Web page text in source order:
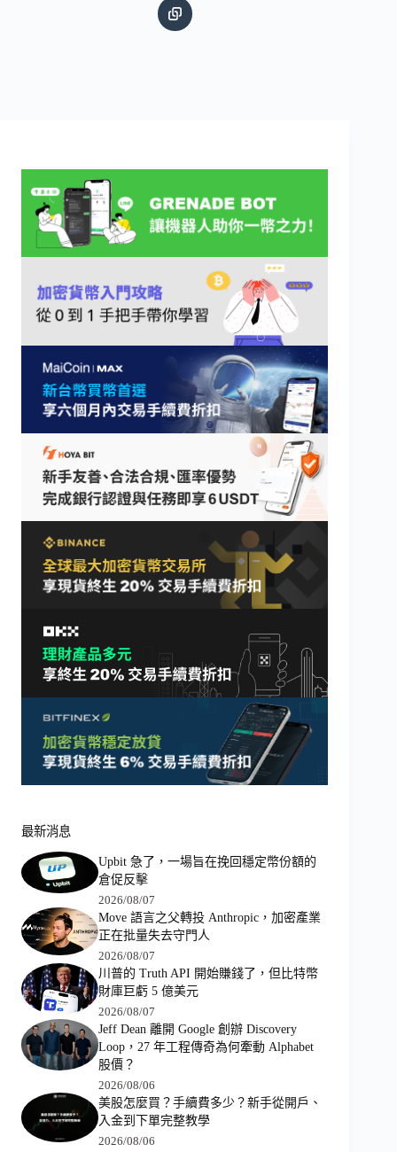
最新消息
Upbit 急了，一場旨在挽回穩定幣份額的
倉促反擊
2026/08/07
Move 語言之父轉投 Anthropic，加密產業
正在批量失去守門人
2026/08/07
川普的 Truth API 開始賺錢了，但比特幣
財庫巨虧 5 億美元
2026/08/07
Jeff Dean 離開 Google 創辦 Discovery
Loop，27 年工程傳奇為何牽動 Alphabet
股價？
2026/08/06
美股怎麼買？手續費多少？新手從開戶、
入金到下單完整教學
2026/08/06